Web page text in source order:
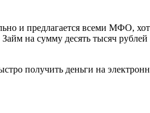
и предлагается всеми МФО,
на сумму десять тысяч
получить деньги на